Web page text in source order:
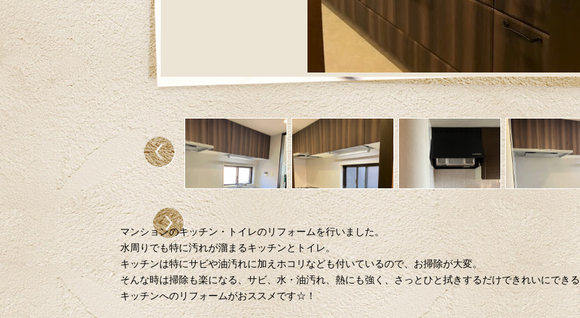
マンションのキッチン・トイレのリフォームを行いました。
水周りでも特に汚れが溜まるキッチンとトイレ。
キッチンは特にサビや油汚れに加えホコリなども付いているので、お掃除が大変。
そんな時は掃除も楽になる、サビ、水・油汚れ、熱にも強く、さっとひと拭きするだけできれいにできる
キッチンへのリフォームがおススメです☆！